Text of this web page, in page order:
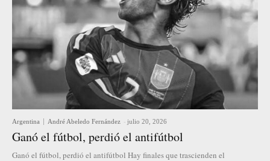
Argentina André Abeledo Fernández - julio 20, 2026
Ganó el fútbol, perdió el antifútbol
Ganó el fútbol, perdió el antifútbol Hay finales que trascienden el